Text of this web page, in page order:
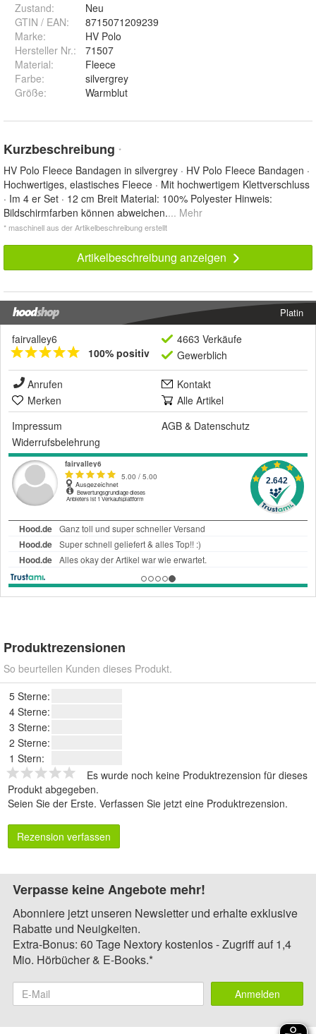
Zustand:
Neu
GTIN / EAN:
8715071209239
Marke:
HV Polo
Hersteller Nr.:
71507
Material:
Fleece
Farbe:
silvergrey
Größe: Warmblut
Kurzbeschreibung *
HV Polo Fleece Bandagen in silvergrey · HV Polo Fleece Bandagen ·
Hochwertiges, elastisches Fleece · Mit hochwertigem Klettverschluss
· Im 4 er Set · 12 cm Breit Material: 100% Polyester Hinweis:
Bildschirmfarben können abweichen.... Mehr
* maschinell aus der Artikelbeschreibung erstellt
Artikelbeschreibung anzeigen
Platin
fairvalley6
100% positiv
4663 Verkäufe
Gewerblich
Anrufen
Kontakt
Merken
Alle Artikel
Impressum
AGB & Datenschutz
Widerrufsbelehrung
Produktrezensionen
So beurteilen Kunden dieses Produkt.
5 Sterne:
4 Sterne:
3 Sterne:
2 Sterne:
1 Stern:
Es wurde noch keine Produktrezension für dieses
Produkt abgegeben.
Seien Sie der Erste. Verfassen Sie jetzt eine Produktrezension.
Rezension verfassen
Verpasse keine Angebote mehr!
Abonniere jetzt unseren Newsletter und erhalte exklusive
Rabatte und Neuigkeiten.
Extra-Bonus: 60 Tage Nextory kostenlos - Zugriff auf 1,4
Mio. Hörbücher & E-Books.*
Anmelden